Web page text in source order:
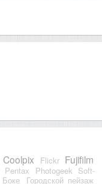
Coolpix Flickr Fujifilm
Pentax Photogeek Soft-
Боке Городской пейзаж